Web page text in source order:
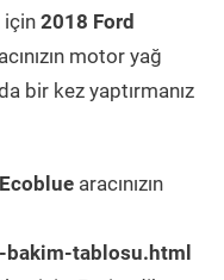
için 2018 Ford
motor yağ
bir kez yaptırmanız
aracınızın
tablosu.html